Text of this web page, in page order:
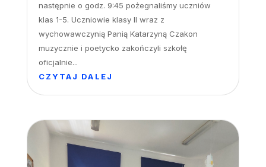
następnie o godz. 9:45 pożegnaliśmy uczniów
klas 1-5. Uczniowie klasy II wraz z
wychowawczynią Panią Katarzyną Czakon
muzycznie i poetycko zakończyli szkołę
oficjalnie...
CZYTAJ DALEJ